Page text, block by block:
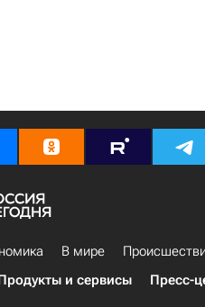
В мире
и сервисы Пресс-